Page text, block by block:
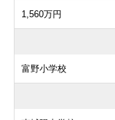
1,560万円
富野小学校